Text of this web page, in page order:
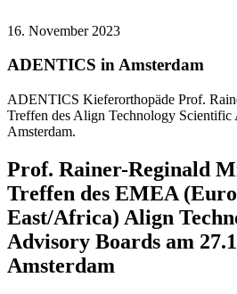
16. November 2023
ADENTICS in Amsterdam
ADENTICS Kieferorthopäde Prof.
Treffen des Align Technology Scientific
Amsterdam.
Prof. Rainer-Reginald
Treffen des EMEA
East/Africa) Align
Advisory Boards am
Amsterdam